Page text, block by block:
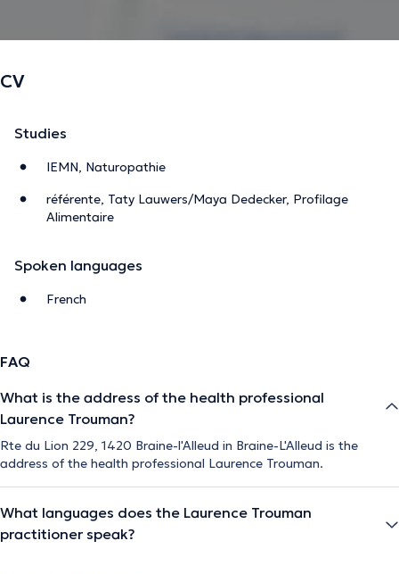
CV
Studies
IEMN, Naturopathie
référente, Taty Lauwers/Maya Dedecker, Profilage
Alimentaire
Spoken languages
French
FAQ
What is the address of the health professional
Laurence Trouman?
Rte du Lion 229, 1420 Braine-l'Alleud in Braine-L'Alleud is the
address of the health professional Laurence Trouman.
What languages does the Laurence Trouman
practitioner speak?